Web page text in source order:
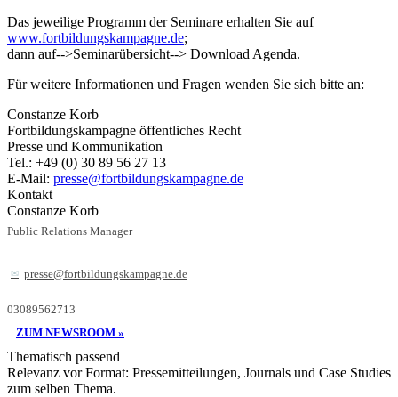
Das jeweilige Programm der Seminare erhalten Sie auf
www.fortbildungskampagne.de;
dann auf-->Seminarübersicht--> Download Agenda.
Für weitere Informationen und Fragen wenden Sie sich bitte an:
Constanze Korb
Fortbildungskampagne öffentliches Recht
Presse und Kommunikation
Tel.: +49 (0) 30 89 56 27 13
E-Mail: presse@fortbildungskampagne.de
Kontakt
Constanze Korb
Public Relations Manager
presse@fortbildungskampagne.de
03089562713
ZUM NEWSROOM »
Thematisch passend
Relevanz vor Format: Pressemitteilungen, Journals und Case Studies
zum selben Thema.